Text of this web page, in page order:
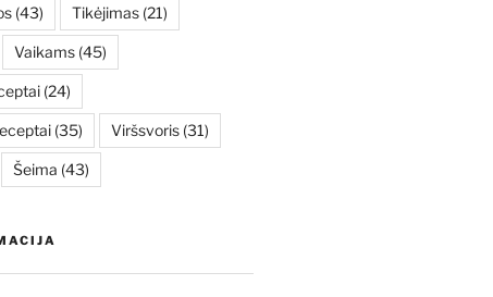
(43) Tikėjimas(21)
Vaikams(45)
(24)
(35) Viršsvoris(31)
Šeima (43)